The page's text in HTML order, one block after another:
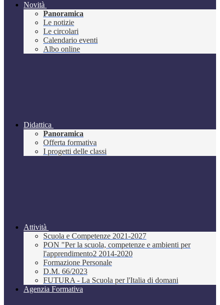
Novità
Panoramica
Le notizie
Le circolari
Calendario eventi
Albo online
Didattica
Panoramica
Offerta formativa
I progetti delle classi
Attività
Scuola e Competenze 2021-2027
PON "Per la scuola, competenze e ambienti per
l'apprendimento2 2014-2020
Formazione Personale
D.M. 66/2023
FUTURA - La Scuola per l'Italia di domani
Agenzia Formativa